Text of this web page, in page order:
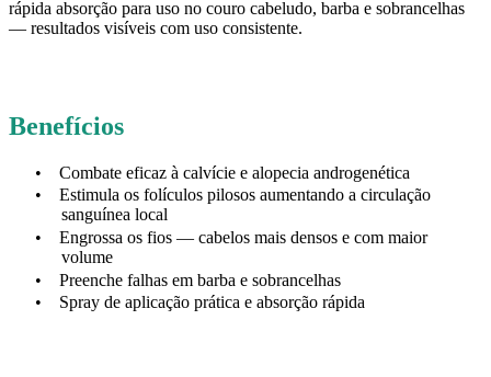
rápida absorção para uso no couro cabeludo, barba e sobrancelhas
— resultados visíveis com uso consistente.
Benefícios
•
Combate eficaz à calvície e alopecia androgenética
•
Estimula os folículos pilosos aumentando a circulação
sanguínea local
•
Engrossa os fios — cabelos mais densos e com maior
volume
•
Preenche falhas em barba e sobrancelhas
•
Spray de aplicação prática e absorção rápida